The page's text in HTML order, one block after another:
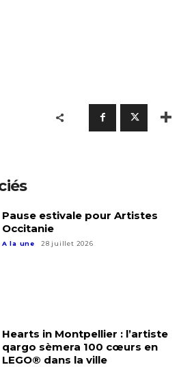
Pause estivale pour Artistes
Occitanie
A la une 28 juillet 2026
Hearts in Montpellier : l’artiste
qargo sèmera 100 cœurs en
LEGO® dans la ville